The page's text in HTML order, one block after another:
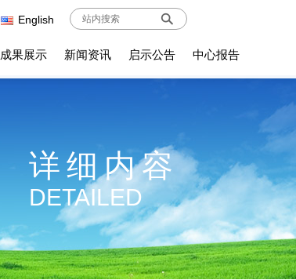
成果展示 新闻资讯 启示公告 中心报告
English
详细内容
DETAILED